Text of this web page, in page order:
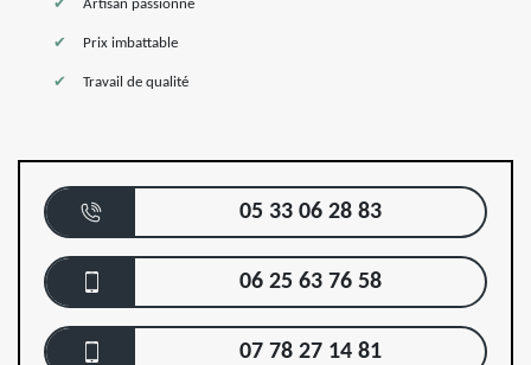
Artisan passionné
Prix imbattable
Travail de qualité
05 33 06 28 83
06 25 63 76 58
07 78 27 14 81